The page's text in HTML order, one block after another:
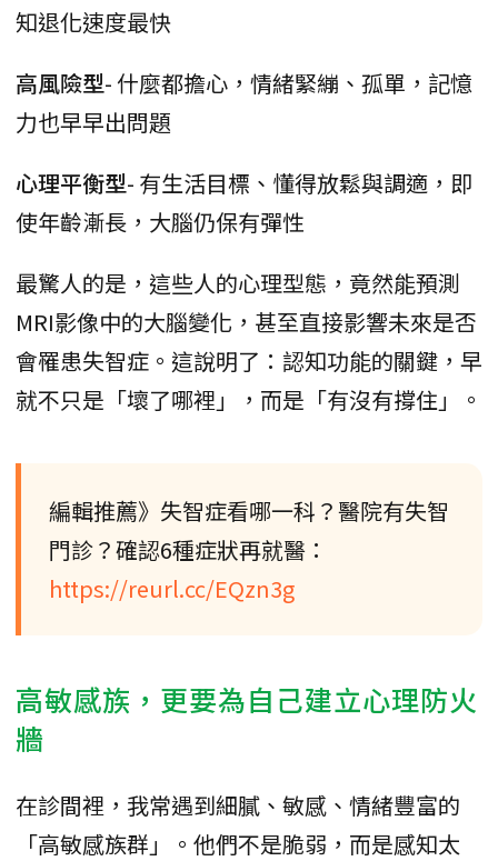
知退化速度最快
高風險型- 什麼都擔心，情緒緊繃、孤單，記憶
力也早早出問題
心理平衡型- 有生活目標、懂得放鬆與調適，即
使年齡漸長，大腦仍保有彈性
最驚人的是，這些人的心理型態，竟然能預測
MRI影像中的大腦變化，甚至直接影響未來是否
會罹患失智症。這說明了：認知功能的關鍵，早
就不只是「壞了哪裡」，而是「有沒有撐住」。
編輯推薦》失智症看哪一科？醫院有失智
門診？確認6種症狀再就醫：
https://reurl.cc/EQzn3g
高敏感族，更要為自己建立心理防火
牆
在診間裡，我常遇到細膩、敏感、情緒豐富的
「高敏感族群」。他們不是脆弱，而是感知太